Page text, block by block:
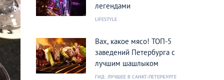
легендами
LIFESTYLE
Вах, какое мясо! ТОП-5
заведений Петербурга с
лучшим шашлыком
ГИД: ЛУЧШЕЕ В САНКТ-ПЕТЕРБУРГЕ